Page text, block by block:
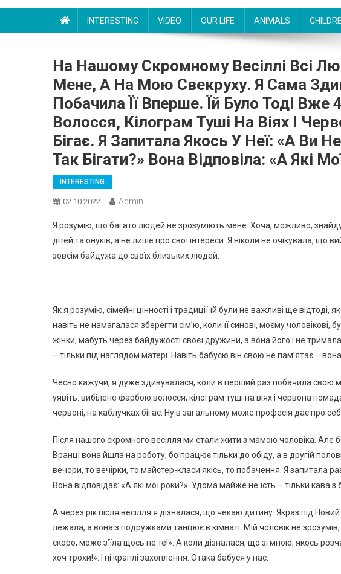
INTERESTING VIDEO OUR LIFE ANIMALS
На Нашому Скромному Весіллі Всі
Мене, А На Мою Свекруху. Я Сама
Побачила Її Вперше. Їй Було Тоді
Волосся, Кілограм Туші На Віях І
Бігає. Я Запитала Якось У Неї: «А Ви
Так Бігати?» Вона Відповіла: «А Які
INTERESTING
02.10.2022 Admin
Я розумію, що багато людей не зрозуміють мене. Хоча, можливо,
дітей та онуків, а не лише про свої інтереси. Я ніколи не очікувала, що
зовсім байдужа до своїх близьких людей.
Як я розумію, сімейні цінності і традиції їй були не важливі ще
навіть не намагалася зберегти сім’ю, коли її синові, моєму чоловікові,
жінки, мабуть через байдужості своєї дружини, а вона його і не
– тільки під наглядом матері. Навіть бабусю він свою не пам’ятає –
Чесно кажучи, я дуже здивувалася, коли в перший раз побачила свою
уявіть: вибілене фарбою волосся, кілограм туші на віях і червона
червоні, на каблучках бігає. Ну в загальному може професія дає про
Після нашого скромного весілля ми стали жити з мамою чоловіка. Але
Вранці вона йшла на роботу, бо працює тільки до обіду, а в другій
вечори, то вечірки, то майстер-класи якісь, то побачення. Я запитала
Вона відповідає: «А які мої роки?». Удома майже не їсть – тільки кава
А через рік після весілля я дізналася, що чекаю дитину. Якраз під
лежала, а вона з подружками танцює в кімнаті. Мій чоловік не
скоро, може з’їла щось не те!». А коли дізналася, що зі мною, якось
хоч трохи!». І ні краплі захоплення. Отака бабуся у нас.